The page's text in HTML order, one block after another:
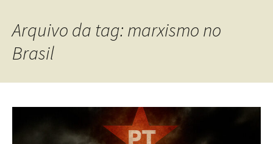
Arquivo da tag: marxismo no
Brasil